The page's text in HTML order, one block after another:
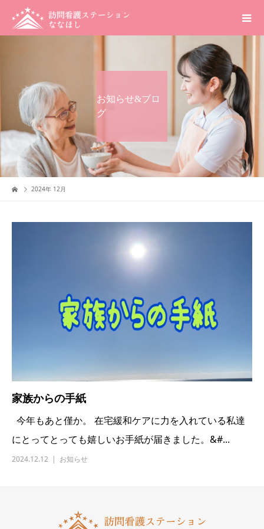
お知らせ&ブロ
グ
2024年 12月
家族からの手紙
今年もあと僅か。 在宅緩和ケアに力を入れている私達
にとってとっても嬉しいお手紙が届きました。&#...
2024.12.12 お知らせ